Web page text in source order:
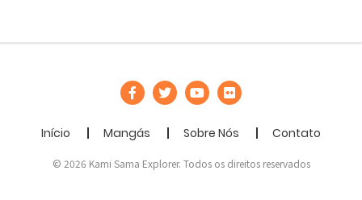
Início Mangás Sobre Nós Contato
© 2026 Kami Sama Explorer. Todos os direitos reservados